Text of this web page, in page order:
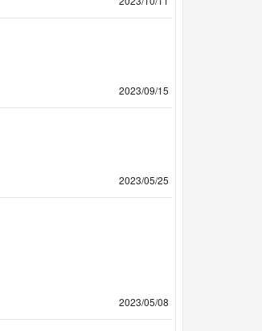
2023/09/15
2023/05/25
2023/05/08